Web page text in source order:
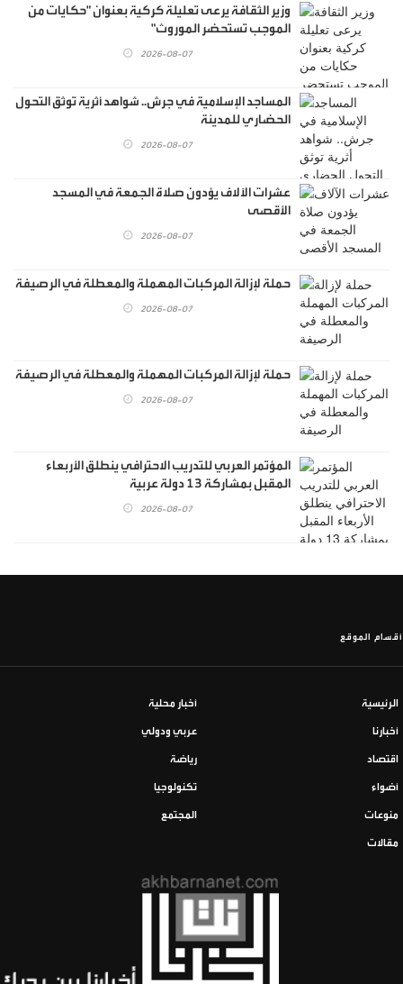
وزير الثقافة يرعى تعليلة كركية بعنوان "حكايات من
الموجب تستحضر الموروث"
2026-08-07
المساجد الإسلامية في جرش.. شواهد أثرية توثق التحول
الحضاري للمدينة
2026-08-07
عشرات الآلاف يؤدون صلاة الجمعة في المسجد
الأقصى
2026-08-07
حملة لإزالة المركبات المهملة والمعطلة في الرصيفة
2026-08-07
حملة لإزالة المركبات المهملة والمعطلة في الرصيفة
2026-08-07
المؤتمر العربي للتدريب الاحترافي ينطلق الأربعاء
المقبل بمشاركة 13 دولة عربية
2026-08-07
أقسام الموقع
الرئيسية أخبار محلية
أخبارنا عربي ودولي
اقتصاد رياضة
أضواء تكنولوجيا
منوعات المجتمع
مقالات